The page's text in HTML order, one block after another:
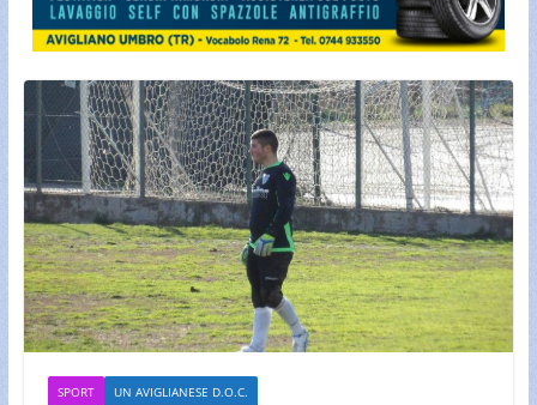
SPORT UN AVIGLIANESE D.O.C.